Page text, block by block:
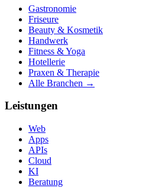
Gastronomie
Friseure
Beauty & Kosmetik
Handwerk
Fitness & Yoga
Hotellerie
Praxen & Therapie
Alle Branchen →
Leistungen
Web
Apps
APIs
Cloud
KI
Beratung